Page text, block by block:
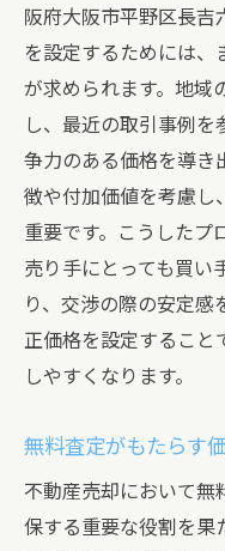
阪府大阪市平野区長吉
を設定するためには、
が求められます。地域
し、最近の取引事例
争力のある価格を導き
徴や付加価値を考慮し
重要です。こうしたプ
売り手にとっても買い
り、交渉の際の安定感
正価格を設定すること
しやすくなります。
無料査定がもたらす
不動産売却において無
保する重要な役割を果